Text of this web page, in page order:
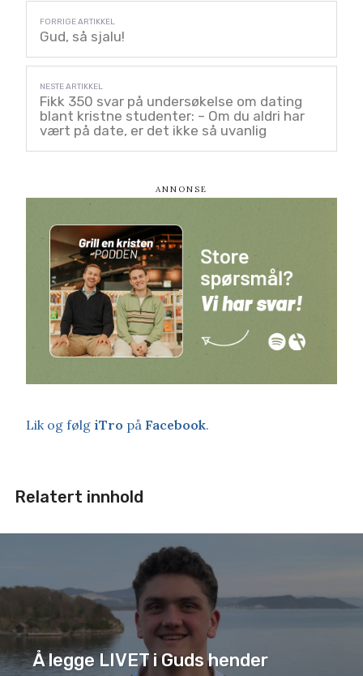
Gud, så sjalu!
Fikk 350 svar på undersøkelse om dating
blant kristne studenter: – Om du aldri har
vært på date, er det ikke så uvanlig
Lik og følg iTro på Facebook.
Relatert innhold
Å legge LIVET i Guds hender